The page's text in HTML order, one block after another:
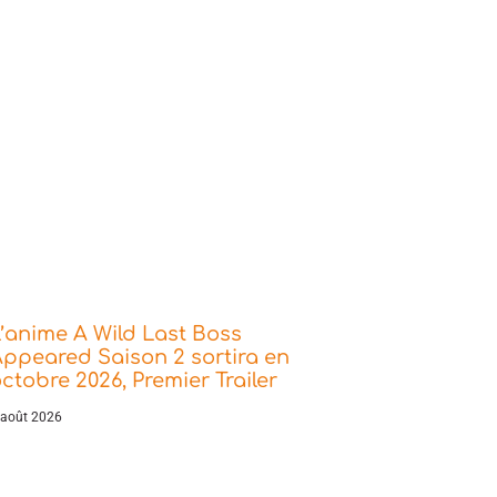
A Wild Last Boss
Saison 2 sortira en
2026, Premier Trailer
2026